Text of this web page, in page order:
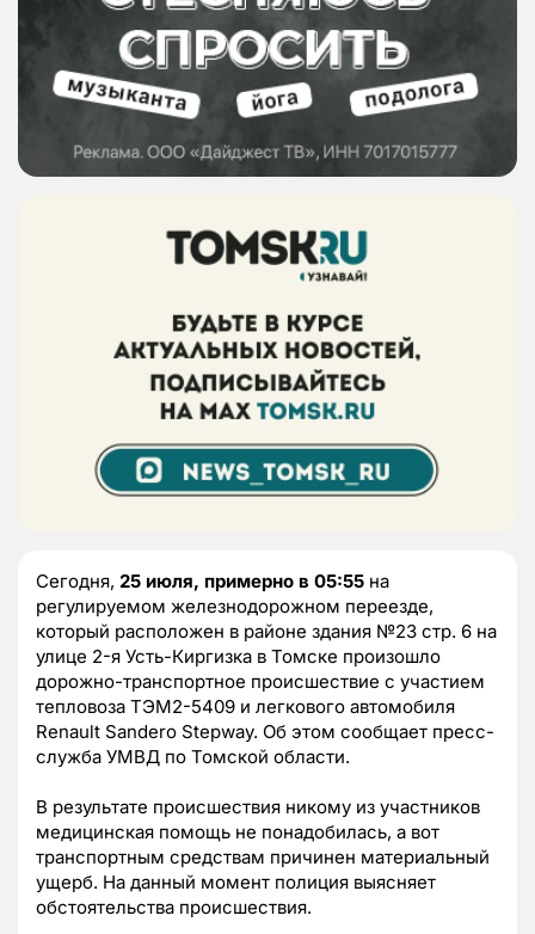
Сегодня, 25 июля, примерно в 05:55 на
регулируемом железнодорожном переезде,
который расположен в районе здания №23 стр. 6 на
улице 2-я Усть-Киргизка в Томске произошло
дорожно-транспортное происшествие с участием
тепловоза ТЭМ2-5409 и легкового автомобиля
Renault Sandero Stepway. Об этом сообщает пресс-
служба УМВД по Томской области.
В результате происшествия никому из участников
медицинская помощь не понадобилась, а вот
транспортным средствам причинен материальный
ущерб. На данный момент полиция выясняет
обстоятельства происшествия.